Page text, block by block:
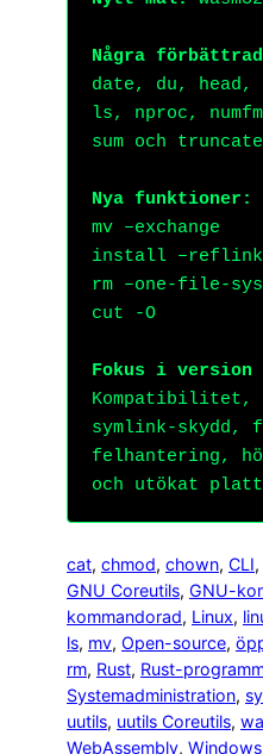
Några
date, du,
ls, nproc,
sum och truncate
Nya funktioner:
mv –exchange
install –reflink
rm –one-file-
cut -O
Fokus i version
Kompatibilitet,
symlink-skydd,
felhantering,
och utökat
cat, chmod, chown, CLI,
GNU Coreutils, GNU-
kommandorad, Linux,
ls, mv, Open-source,
rm, Rust, Rust-
Systemadministration,
uutils, uutils Coreutils,
WebAssembly, Windows